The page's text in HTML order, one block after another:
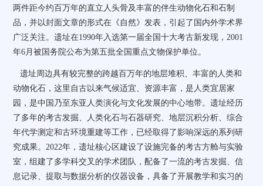
两件距今约百万年的直立人头骨及丰富的伴生动物化石和石制
品，并以封面文章的形式在《自然》发表，引起了国内外学术界
广泛关注。遗址在1990年入选第一届全国十大考古新发现，2001
年6月被国务院公布为第五批全国重点文物保护单位。
遗址周边具有较完整的跨越百万年的地层堆积、丰富的人类和
动物化石，这里自古以来气候适宜、资源丰富，是人类宜居家
园，是中国乃至东亚人类演化与文化发展的中心地带。遗址经历
了多年的考古发掘、人类化石与石器研究、地层沉积分析、综合
年代学测定和古环境重建等工作，已经取得了影响深远的系列研
究成果。2022年，遗址核心区建设了设施完备的考古方舱与实验
室，组建了多学科交叉的学术团队，配备了一流的考古发掘、信
息记录、提取与数据分析的仪器设备，具备了开展教学和实习的